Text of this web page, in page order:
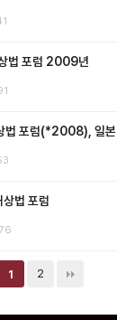
법 포럼 2009년
법 포럼(*2008), 일본
법 포럼
1 2